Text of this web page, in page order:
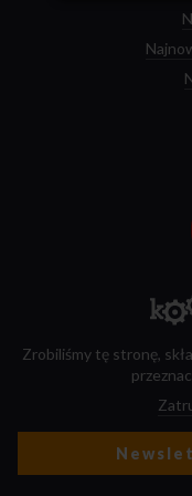
Zrobiliśmy tę stronę,